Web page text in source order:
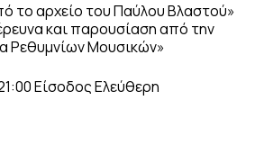
το αρχείο του Παύλου Βλαστού»
και παρουσίαση από την
Ρεθυμνίων Μουσικών»
Είσοδος Ελεύθερη